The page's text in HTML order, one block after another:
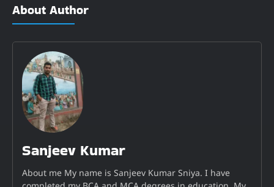
About Author
Sanjeev Kumar
About me My name is Sanjeev Kumar Sniya. I have